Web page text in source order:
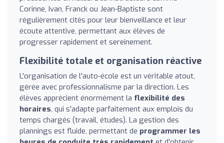
Corinne, Ivan, Franck ou Jean-Baptiste sont
régulièrement cités pour leur bienveillance et leur
écoute attentive, permettant aux élèves de
progresser rapidement et sereinement.
Flexibilité totale et organisation réactive
L'organisation de l'auto-école est un véritable atout,
gérée avec professionnalisme par la direction. Les
élèves apprécient énormément la flexibilité des
horaires, qui s'adapte parfaitement aux emplois du
temps chargés (travail, études). La gestion des
plannings est fluide, permettant de programmer les